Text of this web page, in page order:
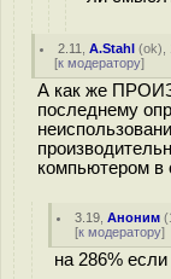
2.11 ,A.Stahl (ok),
[к модератору]
А как же
последнему
компьютером в
3.19 ,Аноним (
[к модератору]
на 286%